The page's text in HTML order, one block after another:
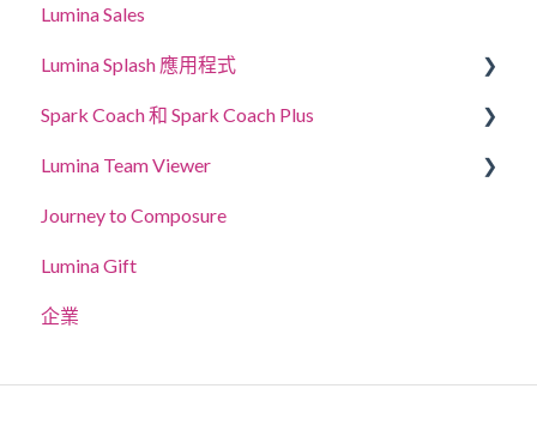
應徵者追蹤系統
Lumina Select 說明指南
Lumina Sales
Lumina Splash 應用程式
給參加者
給從業者
Spark Coach 和 Spark Coach Plus
指南與示範
Spark Coach
Spark Coach Plus
Lumina Team Viewer
建立、檢視或編輯團隊
其他Lumina Team功能
Journey to Composure
Lumina Gift
企業